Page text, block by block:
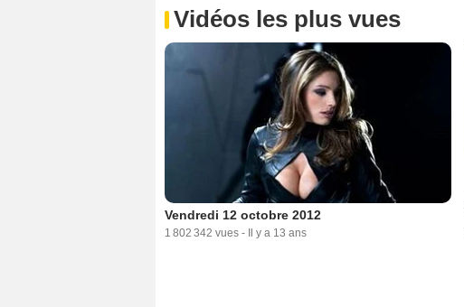
Vidéos les plus vues
Vendredi 12 octobre 2012
1 802 342 vues - Il y a 13 ans